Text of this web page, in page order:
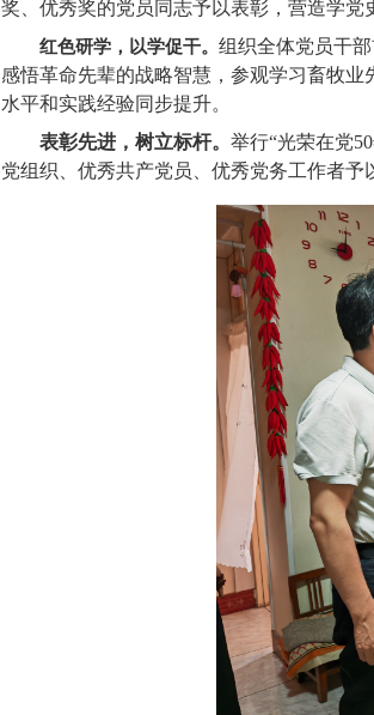
奖、优秀奖的党员同志予以表彰，营造学
红色研学，以学促干。 组织全体党员干
感悟革命先辈的战略智慧，参观学习畜牧
水平和实践经验同步提升。
表彰先进，树立标杆。 举行“光荣在党
党组织、优秀共产党员、优秀党务工作者